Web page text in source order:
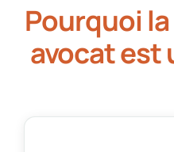
Pourquoi
avocat est